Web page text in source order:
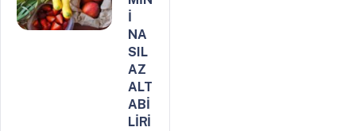
İ
NA
SIL
AZ
ALT
ABİ
LİRİ